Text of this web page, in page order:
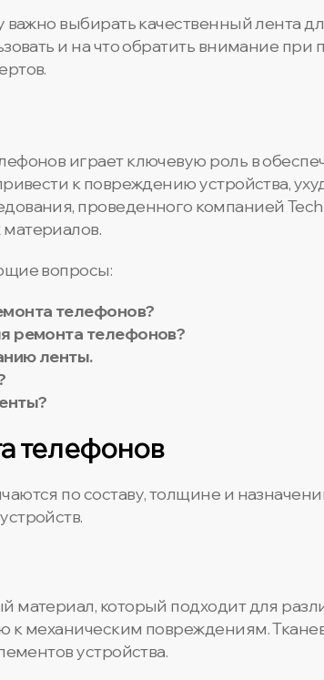
выбирать качественный лента
и на что обратить внимание
играет ключевую роль в
к повреждению устройства,
проведенного компанией
вопросы:
телефонов?
ремонта телефонов?
ленты.
телефонов
по составу, толщине и
материал, который подходит для
к механическим повреждениям.
устройства.